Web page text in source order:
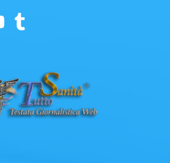
Tumblr